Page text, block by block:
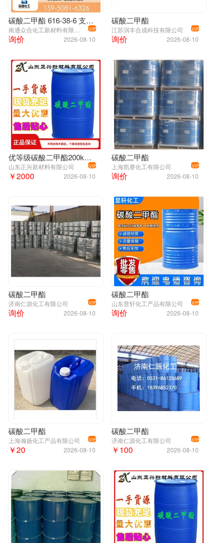
友情告示
因原料市场行情变化较大，在线价格未能及时
更新，欢迎来电咨询15269160602（微信同电
话）
关于我们
华鲁恒升碳酸二甲酯;碳酸甲酯;DMC;碳酸乙烷;厂家碳酸二甲酯;
碳酸二甲酯 616-38-6 支持样品 DMC 含量高 环保稀释剂 中间体
VIP
2026-08-10
询价
碳酸二甲酯
江苏润丰合成科技有限公司 VIP
2026-08-10
询价
优等级碳酸二甲酯200kg/桶616-38-6DMC羰基化剂 有机溶剂
山东正兴新材料有限公司 VIP
2026-08-10
￥2000
碳酸二甲酯
上海凯赛化工有限公司 VIP
2026-08-10
询价
碳酸二甲酯
济南仁源化工有限公司 VIP
2026-08-10
询价
碳酸二甲酯
山东昱轩化工产品有限公司 VIP
2026-08-10
询价
碳酸二甲酯
上海瀚扬化工产品有限公司 VIP
2026-08-10
￥20
碳酸二甲酯
济南仁源化工有限公司 VIP
2026-08-10
￥100